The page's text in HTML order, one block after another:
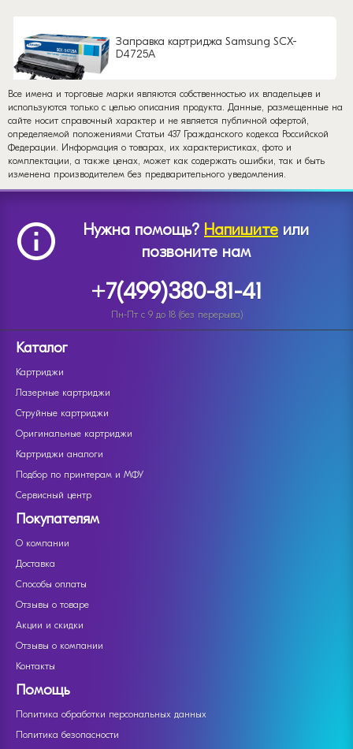
Заправка картриджа Samsung SCX-
D4725A
Все имена и торговые марки являются собственностью их владельцев и
используются только с целью описания продукта. Данные, размещенные на
сайте носит справочный характер и не является публичной офертой,
определяемой положениями Статьи 437 Гражданского кодекса Российской
Федерации. Информация о товарах, их характеристиках, фото и
комплектации, а также ценах, может как содержать ошибки, так и быть
изменена производителем без предварительного уведомления.
Нужна помощь? Напишите или
позвоните нам
+7(499)380-81-41
Пн-Пт с 9 до 18 (без перерыва)
Каталог
Картриджи
Лазерные картриджи
Струйные картриджи
Оригинальные картриджи
Картриджи аналоги
Подбор по принтерам и МФУ
Сервисный центр
Покупателям
О компании
Доставка
Способы оплаты
Отзывы о товаре
Акции и скидки
Отзывы о компании
Контакты
Помощь
Политика обработки персональных данных
Политика безопасности